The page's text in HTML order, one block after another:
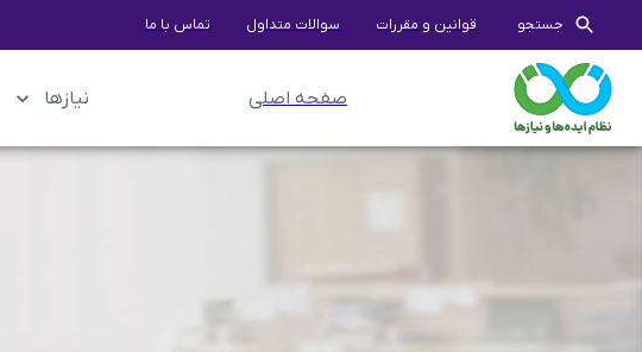
جستجو قوانین و مقررات سوالات متداول تماس با ما
صفحه اصلی نیازها